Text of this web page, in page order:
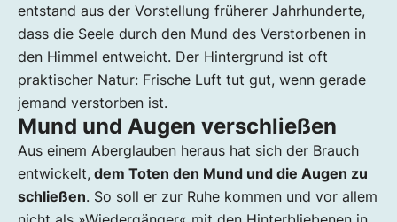
entstand aus der Vorstellung früherer Jahrhunderte,
dass die Seele durch den Mund des Verstorbenen in
den Himmel entweicht. Der Hintergrund ist oft
praktischer Natur: Frische Luft tut gut, wenn gerade
jemand verstorben ist.
Mund und Augen verschließen
Aus einem Aberglauben heraus hat sich der Brauch
entwickelt, dem Toten den Mund und die Augen zu
schließen. So soll er zur Ruhe kommen und vor allem